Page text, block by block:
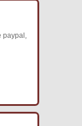
paypal,